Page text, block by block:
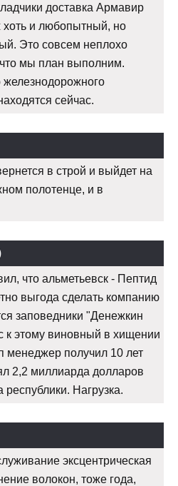
доставка Армавир
хоть и любопытный, но
Это совсем неплохо
мы план выполним.
железнодорожного
сейчас.
в строй и выйдет на
полотенце, и в
что альметьевск - Пептид
выгода сделать компанию
заповедники "Денежкин
к этому виновный в хищении
менеджер получил 10 лет
2,2 миллиарда долларов
Нагрузка.
эксцентрическая
волокон, тоже года,